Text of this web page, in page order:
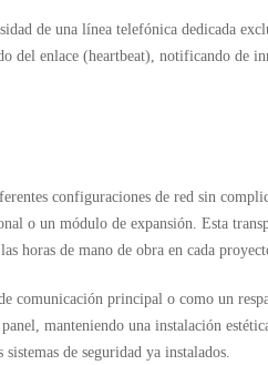
de una línea telefónica dedicada
del enlace (heartbeat), notificando de
configuraciones de red sin
o un módulo de expansión. Esta
horas de mano de obra en cada
principal o como un
manteniendo una instalación
de seguridad ya instalados.